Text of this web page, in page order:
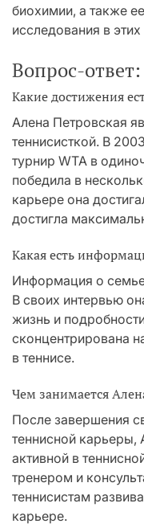
биохимии, а также
исследования в
Вопрос-ответ:
Какие достижения
Алена Петровская
теннисисткой. В
турнир WTA в
победила в
карьере она
достигла
Какая есть
Информация о
В своих интервью
жизнь и
сконцентрирована
в теннисе.
Чем занимается
После завершения
теннисной карьеры,
активной в
тренером и
теннисистам
карьере.